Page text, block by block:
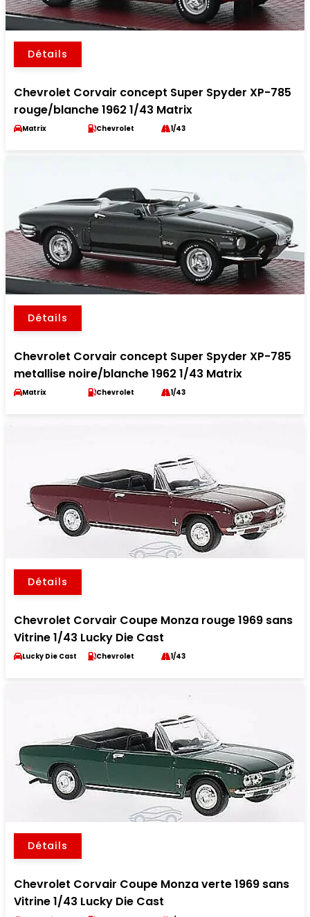
Détails
Chevrolet Corvair concept Super Spyder XP-785
rouge/blanche 1962 1/43 Matrix
Matrix Chevrolet 1/43
Détails
Chevrolet Corvair concept Super Spyder XP-785
metallise noire/blanche 1962 1/43 Matrix
Matrix Chevrolet 1/43
Détails
Chevrolet Corvair Coupe Monza rouge 1969 sans
Vitrine 1/43 Lucky Die Cast
Lucky Die Cast Chevrolet 1/43
Détails
Chevrolet Corvair Coupe Monza verte 1969 sans
Vitrine 1/43 Lucky Die Cast